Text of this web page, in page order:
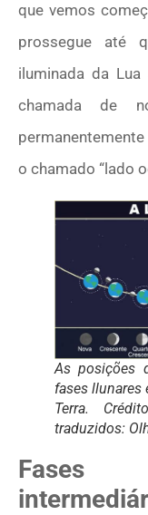
que vemos
prossegue até
iluminada da
chamada de
o chamado “lado
As posições
fases llunares
Terra.
traduzidos: